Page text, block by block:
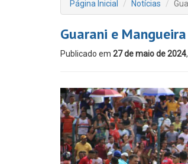
Página Inicial Notícias
Guarani e
Publicado em 27 de maio de 2024